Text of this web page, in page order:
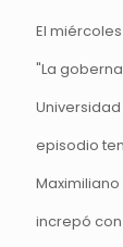
El
"La
episodio
increpó